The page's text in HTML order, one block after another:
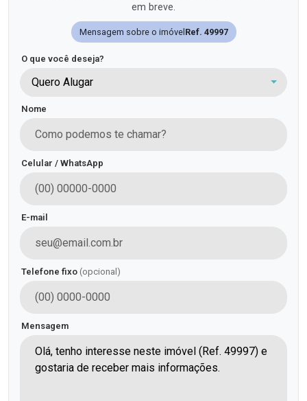
em breve.
Mensagem sobre o imóvelRef. 49997
O que você deseja?
Quero Alugar
Nome
Celular / WhatsApp
E-mail
Telefone fixo (opcional)
Mensagem